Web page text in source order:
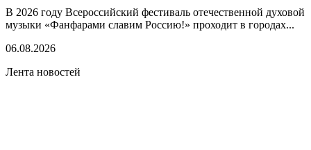
В 2026 году Всероссийский фестиваль отечественной духовой
музыки «Фанфарами славим Россию!» проходит в городах...
06.08.2026
Лента новостей